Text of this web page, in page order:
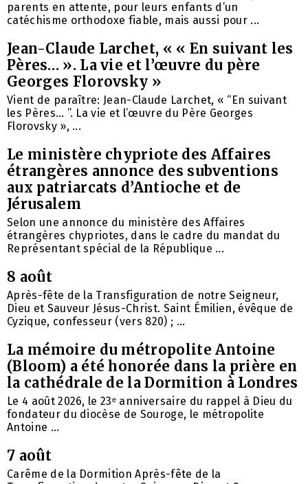
parents en attente, pour leurs enfants d’un
catéchisme orthodoxe fiable, mais aussi pour ...
Jean-Claude Larchet, « « En suivant les
Pères… ». La vie et l’œuvre du père
Georges Florovsky »
Vient de paraître: Jean-Claude Larchet, « “En suivant
les Pères… ”. La vie et l’œuvre du Père Georges
Florovsky », ...
Le ministère chypriote des Affaires
étrangères annonce des subventions
aux patriarcats d’Antioche et de
Jérusalem
Selon une annonce du ministère des Affaires
étrangères chypriotes, dans le cadre du mandat du
Représentant spécial de la République ...
8 août
Après-fête de la Transfiguration de notre Seigneur,
Dieu et Sauveur Jésus-Christ. Saint Émilien, évêque de
Cyzique, confesseur (vers 820) ; ...
La mémoire du métropolite Antoine
(Bloom) a été honorée dans la prière en
la cathédrale de la Dormition à Londres
Le 4 août 2026, le 23ᵉ anniversaire du rappel à Dieu du
fondateur du diocèse de Souroge, le métropolite
Antoine ...
7 août
Carême de la Dormition Après-fête de la